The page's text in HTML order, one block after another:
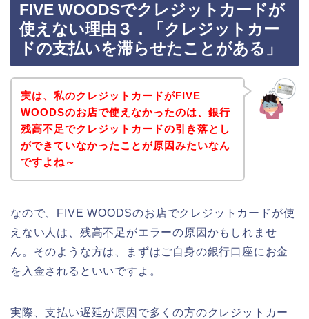
FIVE WOODSでクレジットカードが
使えない理由３．「クレジットカー
ドの支払いを滞らせたことがある」
実は、私のクレジットカードがFIVE
WOODSのお店で使えなかったのは、銀行
残高不足でクレジットカードの引き落とし
ができていなかったことが原因みたいなん
ですよね～
なので、FIVE WOODSのお店でクレジットカードが使
えない人は、残高不足がエラーの原因かもしれませ
ん。そのような方は、まずはご自身の銀行口座にお金
を入金されるといいですよ。
実際、支払い遅延が原因で多くの方のクレジットカー